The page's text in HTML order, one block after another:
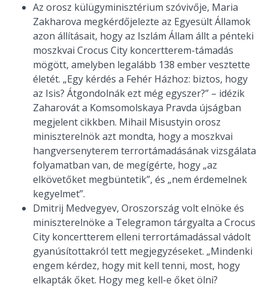
Az orosz külügyminisztérium szóvivője, Maria
Zakharova megkérdőjelezte az Egyesült Államok
azon állításait, hogy az Iszlám Állam állt a pénteki
moszkvai Crocus City koncertterem-támadás
mögött, amelyben legalább 138 ember vesztette
életét. „Egy kérdés a Fehér Házhoz: biztos, hogy
az Isis? Átgondolnák ezt még egyszer?” – idézik
Zaharovát a Komsomolskaya Pravda újságban
megjelent cikkben. Mihail Misustyin orosz
miniszterelnök azt mondta, hogy a moszkvai
hangversenyterem terrortámadásának vizsgálata
folyamatban van, de megígérte, hogy „az
elkövetőket megbüntetik”, és „nem érdemelnek
kegyelmet”.
Dmitrij Medvegyev, Oroszország volt elnöke és
miniszterelnöke a Telegramon tárgyalta a Crocus
City koncertterem elleni terrortámadással vádolt
gyanúsítottakról tett megjegyzéseket. „Mindenki
engem kérdez, hogy mit kell tenni, most, hogy
elkapták őket. Hogy meg kell-e őket ölni?